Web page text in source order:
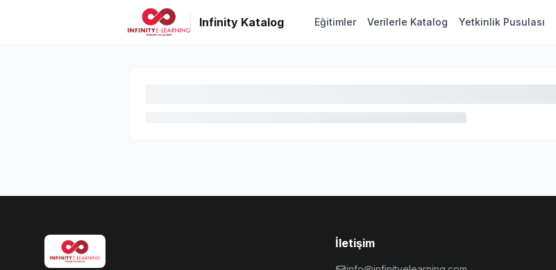
Infinity Katalog Eğitimler Verilerle Katalog Yetkinlik Pusulası
İletişim